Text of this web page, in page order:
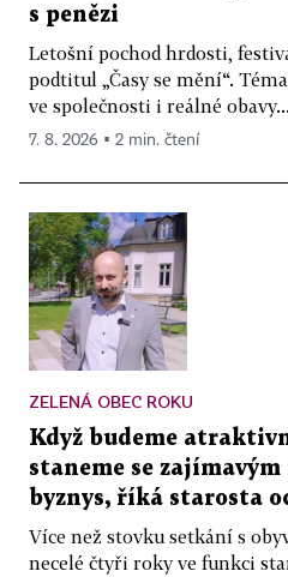
s penězi
Letošní pochod hrdosti,
podtitul „Časy se mění“.
ve společnosti i reálné obavy...
7. 8. 2026 ▪ 2 min. čtení
ZELENÁ OBEC ROKU
Když budeme
staneme se
byznys, říká starosta
Více než stovku setkání s
necelé čtyři roky ve funkci